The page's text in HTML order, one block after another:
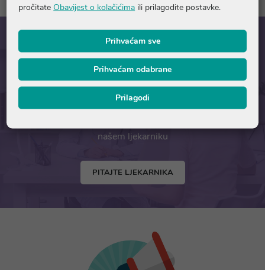
Pitajte našeg ljekarnika
našem ljekarniku
PITAJTE LJEKARNIKA
pročitate Obavijest o kolačićima ili prilagodite postavke.
Prihvaćam sve
Prihvaćam odabrane
Prilagodi